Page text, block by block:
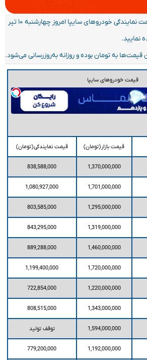
قیمت متوسط بازار آزاد و قیمت نمایندگی خودرو‌های سایپا امروز چهارشنبه ۱۰ تیر
قیمت‌ها به تومان بوده و روزانه به‌روز‌رسانی می‌شود.
قیمت خودروهای سایپا
قیمت بازار (تومان) قیمت نمایندگی (تومان)
1,370,000,000
838,588,000
1,701,000,000
1,080,927,000
1,295,000,000
803,585,000
1,319,000,000
843,295,000
1,460,000,000
889,288,000
1,720,000,000
1,199,400,000
1,220,000,000
722,854,000
1,343,000,000
808,515,000
1,594,000,000 توقف تولید
1,192,000,000
779,200,000